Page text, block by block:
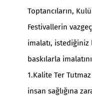
Toptancıların,
Festivallerin
imalatı, istediğiniz
baskılarla
1.Kalite Ter
insan sağlığına